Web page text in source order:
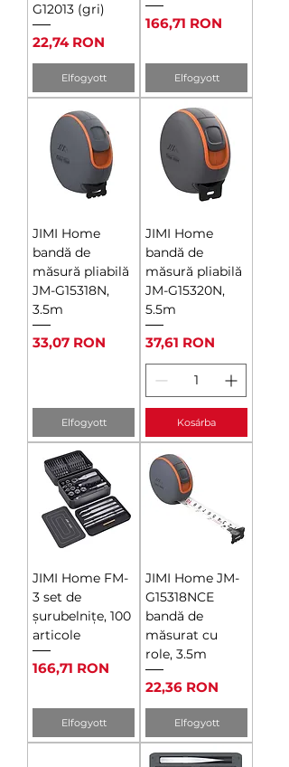
G12013 (gri)
Ár
22,74 RON
Elfogyott
Ár
166,71 RON
Elfogyott
JIMI Home
bandă de
măsură pliabilă
JM-G15318N,
3.5m
Ár
33,07 RON
Elfogyott
JIMI Home
bandă de
măsură pliabilă
JM-G15320N,
5.5m
Ár
37,61 RON
Kosárba
JIMI Home FM-
3 set de
șurubelnițe, 100
articole
Ár
166,71 RON
Elfogyott
JIMI Home JM-
G15318NCE
bandă de
măsurat cu
role, 3.5m
Ár
22,36 RON
Elfogyott